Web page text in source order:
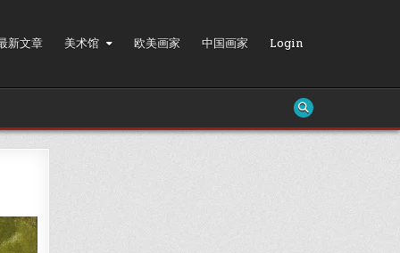
新文章 美术馆 欧美画家 中国画家 Login